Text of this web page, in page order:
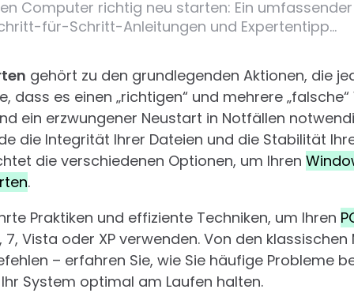
Computer richtig neu starten: Ein
für-Schritt-Anleitungen und Expertentipp…
gehört zu den grundlegenden Aktionen, die
dass es einen „richtigen“ und mehrere
ein erzwungener Neustart in Notfällen
die Integrität Ihrer Dateien und die Stabilität
die verschiedenen Optionen, um Ihren
.
Praktiken und effiziente Techniken, um Ihren
7, Vista oder XP verwenden. Von den
– erfahren Sie, wie Sie häufige Probleme
System optimal am Laufen halten.